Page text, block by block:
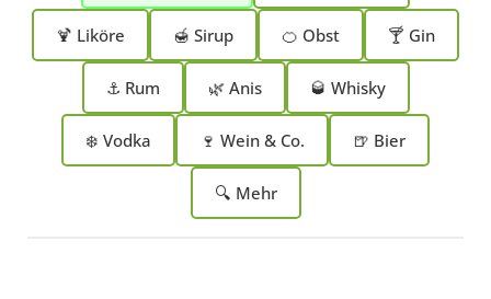
🍹 Liköre 🍯 Sirup 🍊 Obst 🍸 Gin
⚓ Rum 🌿 Anis 🥃 Whisky
❄️ Vodka 🍷 Wein & Co. 🍺 Bier
🔍 Mehr